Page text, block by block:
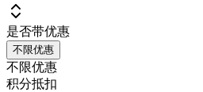
是否带优惠
不限优惠
不限优惠
积分抵扣